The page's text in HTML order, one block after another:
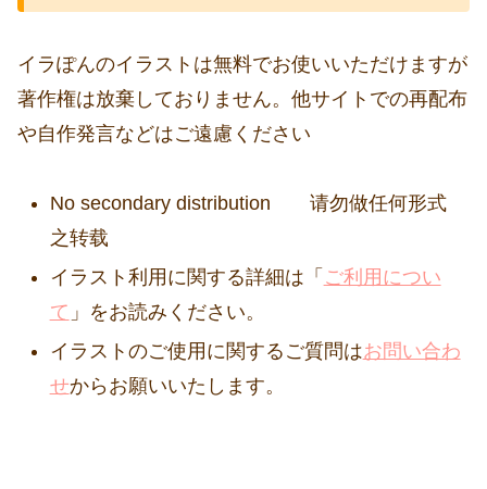
イラぽんのイラストは無料でお使いいただけますが
著作権は放棄しておりません。他サイトでの再配布
や自作発言などはご遠慮ください
No secondary distribution 请勿做任何形式
之转载
イラスト利用に関する詳細は「 ご利用につい
て 」をお読みください。
イラストのご使用に関するご質問はお問い合わ
せからお願いいたします。